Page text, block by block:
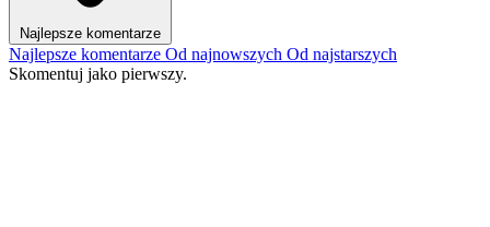
Najlepsze komentarze
Najlepsze komentarze Od najnowszych Od najstarszych
Skomentuj jako pierwszy.